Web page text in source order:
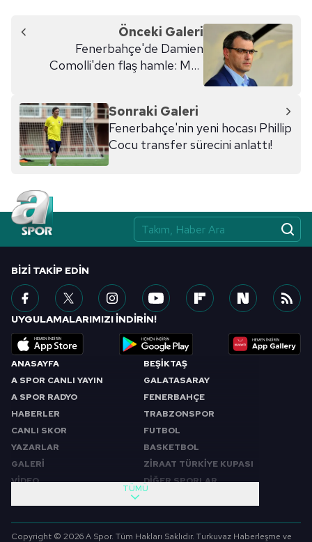
Önceki Galeri
Fenerbahçe'de Damien
Comolli'den flaş hamle: Max
Sonraki Galeri
Fenerbahçe'nin yeni hocası Phillip
Cocu transfer sürecini anlattı!
ANASAYFA
A SPOR CANLI YAYIN
A SPOR RADYO
HABERLER
CANLI SKOR
YAZARLAR
GALERİ
VİDEO
BEŞİKTAŞ
GALATASARAY
FENERBAHÇE
TRABZONSPOR
FUTBOL
BASKETBOL
ZİRAAT TÜRKİYE KUPASI
DİĞER SPORLAR
SABAH SPORU
FUTBOL
TÜMÜ
BIZI TAKIP EDIN
UYGULAMALARIMIZI İNDİRİN!
Copyright © 2026 A Spor. Tüm Hakları Saklıdır. Turkuvaz Haberleşme ve